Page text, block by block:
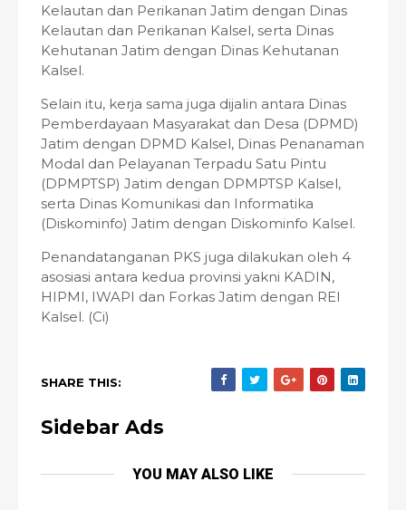
Kelautan dan Perikanan Jatim dengan Dinas
Kelautan dan Perikanan Kalsel, serta Dinas
Kehutanan Jatim dengan Dinas Kehutanan
Kalsel.
Selain itu, kerja sama juga dijalin antara Dinas
Pemberdayaan Masyarakat dan Desa (DPMD)
Jatim dengan DPMD Kalsel, Dinas Penanaman
Modal dan Pelayanan Terpadu Satu Pintu
(DPMPTSP) Jatim dengan DPMPTSP Kalsel,
serta Dinas Komunikasi dan Informatika
(Diskominfo) Jatim dengan Diskominfo Kalsel.
Penandatanganan PKS juga dilakukan oleh 4
asosiasi antara kedua provinsi yakni KADIN,
HIPMI, IWAPI dan Forkas Jatim dengan REI
Kalsel. (Ci)
SHARE THIS:
Sidebar Ads
YOU MAY ALSO LIKE